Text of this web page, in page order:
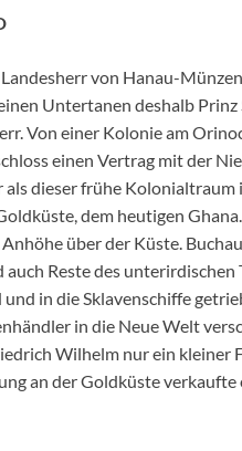
von Hanau-
Untertanen deshalb
Von einer Kolonie am
einen Vertrag mit der
dieser frühe
dem heutigen
über der Küste.
Reste des
in die Sklavenschiffe
in die Neue Welt
Wilhelm nur ein kleiner
an der Goldküste